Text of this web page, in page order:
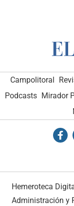
Campolitoral
Podcasts Mirador
Hemeroteca
Administración y